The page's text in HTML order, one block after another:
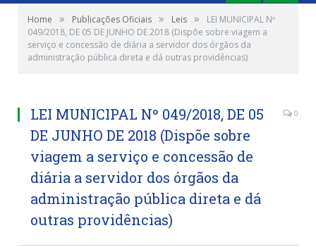
Home » Publicações Oficiais » Leis »
LEI MUNICIPAL Nº
049/2018, DE 05 DE JUNHO DE 2018 (Dispõe sobre viagem a
serviço e concessão de diária a servidor dos órgãos da
administração pública direta e dá outras providências)
LEI MUNICIPAL Nº 049/2018, DE 05
DE JUNHO DE 2018 (Dispõe sobre
viagem a serviço e concessão de
diária a servidor dos órgãos da
administração pública direta e dá
outras providências)
0